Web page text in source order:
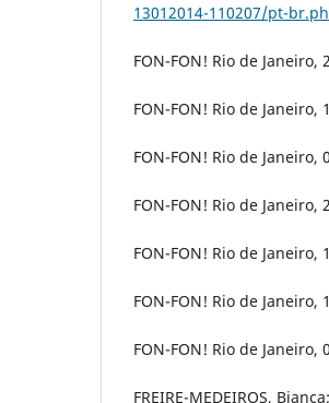
13012014-110207/pt-
FON-FON! Rio de Janeiro,
FON-FON! Rio de Janeiro,
FON-FON! Rio de Janeiro,
FON-FON! Rio de Janeiro,
FON-FON! Rio de Janeiro,
FON-FON! Rio de Janeiro,
FON-FON! Rio de Janeiro,
FREIRE-MEDEIROS,